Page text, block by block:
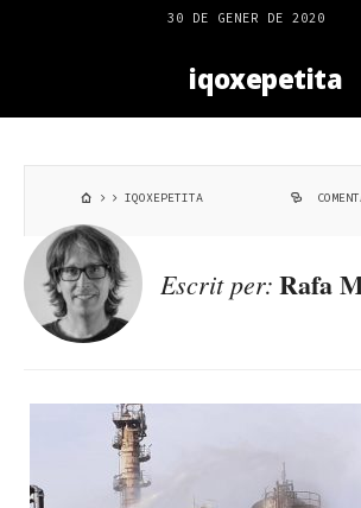
30 DE GENER DE 2020
iqoxepetita
IQOXEPETITA
Escrit per: Rafa